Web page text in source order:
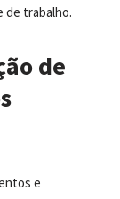
de trabalho.
de
e